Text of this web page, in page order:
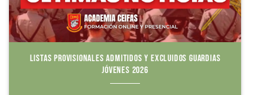
LISTAS PROVISIONALES ADMITIDOS Y EXCLUIDOS GUARDIAS
JÓVENES 2026